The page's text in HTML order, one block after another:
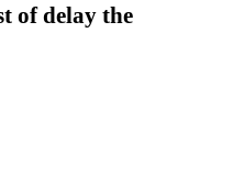
of delay the